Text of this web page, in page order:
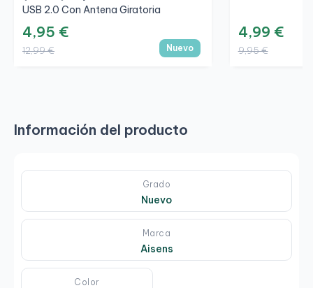
USB 2.0 Con Antena Giratoria
4,95 €
12,99 € Nuevo
4,99 €
9,95 €
Información del producto
Grado
Nuevo
Marca
Aisens
Color